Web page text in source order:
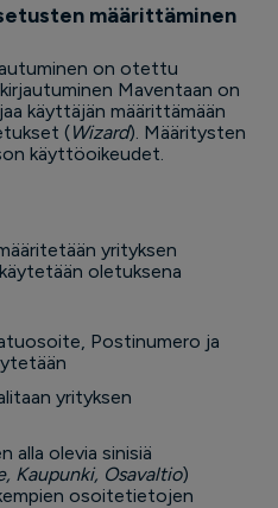
määrittäminen
on otettu
Maventaan on
käyttäjän määrittämään
(Wizard). Määritysten
käyttöoikeudet.
yrityksen
oletuksena
Postinumero ja
yrityksen
alla olevia sinisiä
Kaupunki, Osavaltio)
osoitetietojen